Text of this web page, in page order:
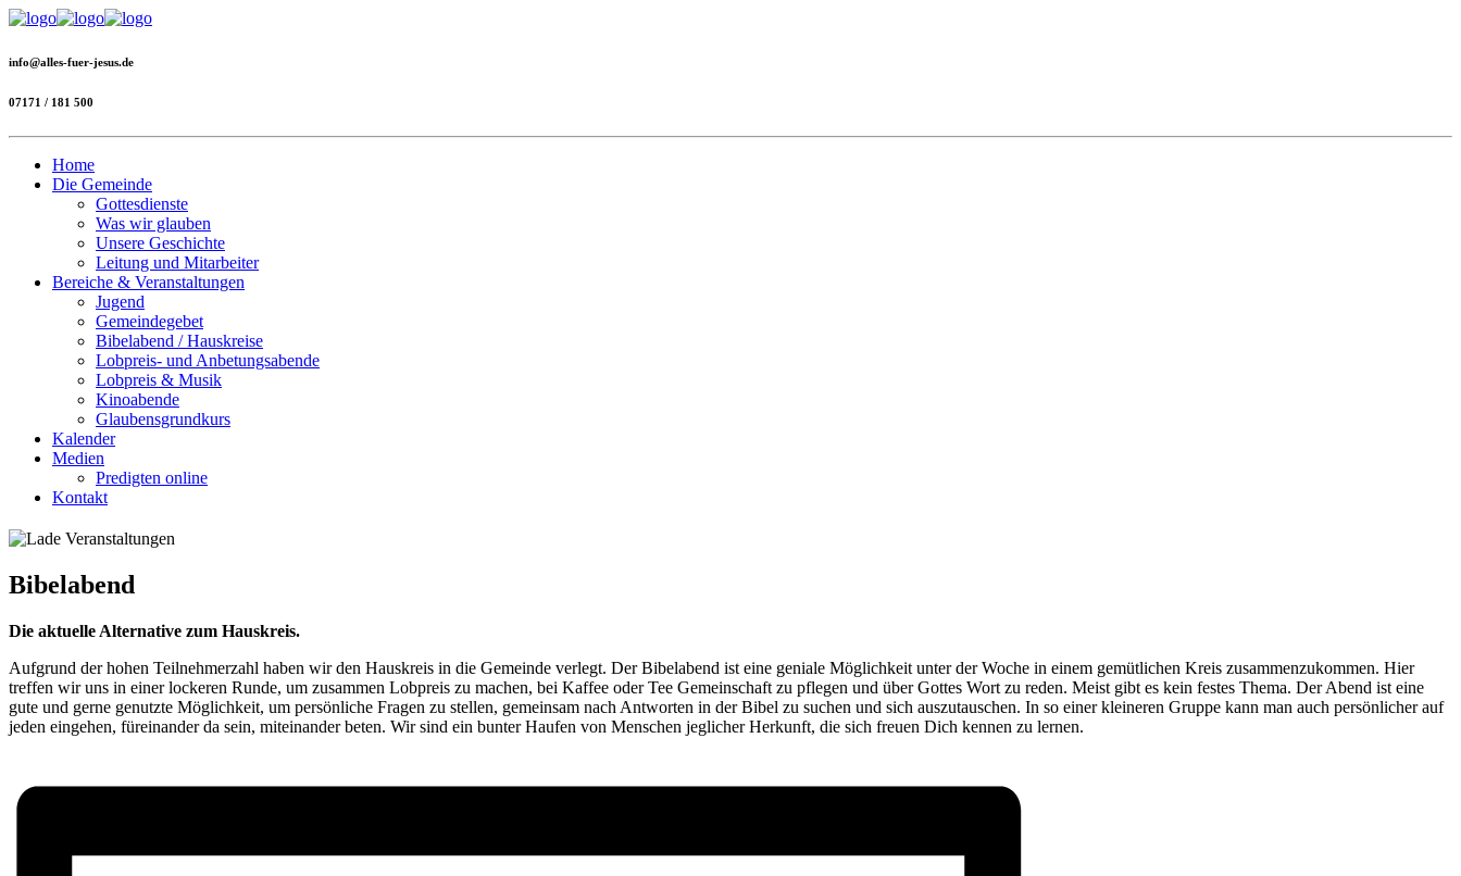
info@alles-fuer-jesus.de
07171 / 181 500
Home
Die Gemeinde
Gottesdienste
Was wir glauben
Unsere Geschichte
Leitung und Mitarbeiter
Bereiche & Veranstaltungen
Jugend
Gemeindegebet
Bibelabend / Hauskreise
Lobpreis- und Anbetungsabende
Lobpreis & Musik
Kinoabende
Glaubensgrundkurs
Kalender
Medien
Predigten online
Kontakt
Bibelabend
Die aktuelle Alternative zum Hauskreis.
Aufgrund der hohen Teilnehmerzahl haben wir den Hauskreis in die Gemeinde verlegt. Der Bibelabend ist eine geniale Möglichkeit unter der Woche in einem gemütlichen Kreis zusammenzukommen. Hier
treffen wir uns in einer lockeren Runde, um zusammen Lobpreis zu machen, bei Kaffee oder Tee Gemeinschaft zu pflegen und über Gottes Wort zu reden. Meist gibt es kein festes Thema. Der Abend ist eine
gute und gerne genutzte Möglichkeit, um persönliche Fragen zu stellen, gemeinsam nach Antworten in der Bibel zu suchen und sich auszutauschen. In so einer kleineren Gruppe kann man auch persönlicher auf
jeden eingehen, füreinander da sein, miteinander beten. Wir sind ein bunter Haufen von Menschen jeglicher Herkunft, die sich freuen Dich kennen zu lernen.